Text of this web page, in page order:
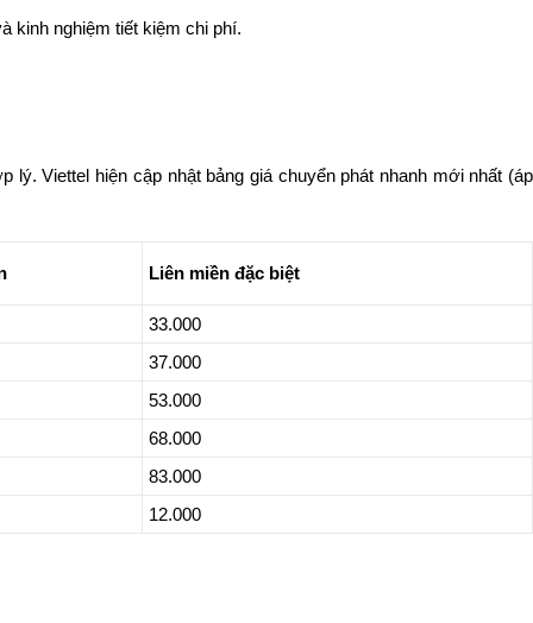
kinh nghiệm tiết kiệm chi phí.
Viettel hiện cập nhật bảng giá chuyển phát nhanh mới nhất (áp
Liên miền đặc biệt
33.000
37.000
53.000
68.000
83.000
12.000